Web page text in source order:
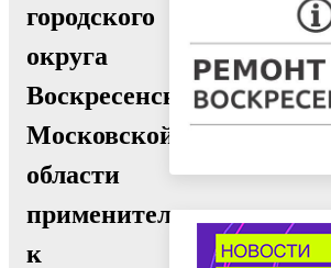
городского
округа
Воскресенск
Московской
области
применительно
к